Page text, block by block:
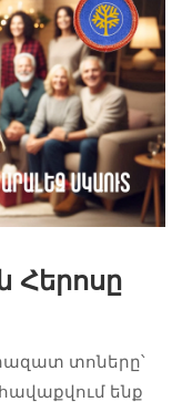
Հերոսը
տոները՝
հավաքվում ենք